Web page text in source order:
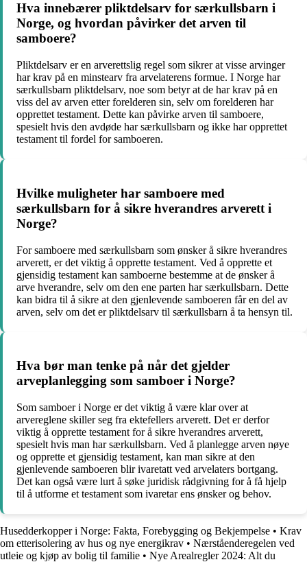
Hva innebærer pliktdelsarv for særkullsbarn i
Norge, og hvordan påvirker det arven til
samboere?
Pliktdelsarv er en arverettslig regel som sikrer at visse arvinger
har krav på en minstearv fra arvelaterens formue. I Norge har
særkullsbarn pliktdelsarv, noe som betyr at de har krav på en
viss del av arven etter forelderen sin, selv om forelderen har
opprettet testament. Dette kan påvirke arven til samboere,
spesielt hvis den avdøde har særkullsbarn og ikke har opprettet
testament til fordel for samboeren.
Hvilke muligheter har samboere med
særkullsbarn for å sikre hverandres arverett i
Norge?
For samboere med særkullsbarn som ønsker å sikre hverandres
arverett, er det viktig å opprette testament. Ved å opprette et
gjensidig testament kan samboerne bestemme at de ønsker å
arve hverandre, selv om den ene parten har særkullsbarn. Dette
kan bidra til å sikre at den gjenlevende samboeren får en del av
arven, selv om det er pliktdelsarv til særkullsbarn å ta hensyn til.
Hva bør man tenke på når det gjelder
arveplanlegging som samboer i Norge?
Som samboer i Norge er det viktig å være klar over at
arvereglene skiller seg fra ektefellers arverett. Det er derfor
viktig å opprette testament for å sikre hverandres arverett,
spesielt hvis man har særkullsbarn. Ved å planlegge arven nøye
og opprette et gjensidig testament, kan man sikre at den
gjenlevende samboeren blir ivaretatt ved arvelaters bortgang.
Det kan også være lurt å søke juridisk rådgivning for å få hjelp
til å utforme et testament som ivaretar ens ønsker og behov.
Husedderkopper i Norge: Fakta, Forebygging og Bekjempelse • Krav
om etterisolering av hus og nye energikrav • Nærståenderegelen ved
utleie og kjøp av bolig til familie • Nye Arealregler 2024: Alt du